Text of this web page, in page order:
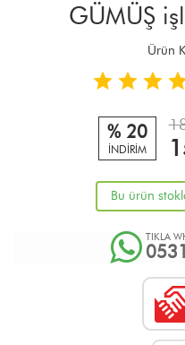
GÜMÜŞ
Ürün
% 20
İNDİRİM
Bu ürün
TIKLA